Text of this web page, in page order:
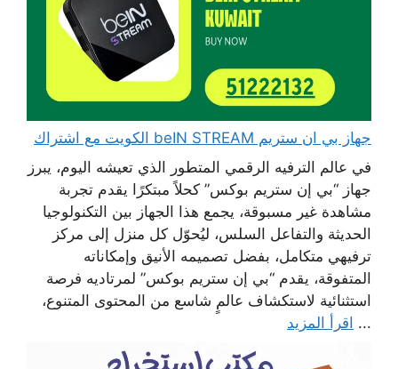
جهاز بي ان ستريم beIN STREAM الكويت مع اشتراك
في عالم الترفيه الرقمي المتطور الذي تعيشه اليوم، يبرز
جهاز “بي إن ستريم بوكس” كحلاً مبتكرًا يقدم تجربة
مشاهدة غير مسبوقة، يجمع هذا الجهاز بين التكنولوجيا
الحديثة والتفاعل السلس، ليُحوّل كل منزل إلى مركز
ترفيهي متكامل، بفضل تصميمه الأنيق وإمكاناته
المتفوقة، يقدم “بي إن ستريم بوكس” لمرتاديه فرصة
استثنائية لاستكشاف عالمٍ شاسع من المحتوى المتنوع،
... اقرأ المزيد